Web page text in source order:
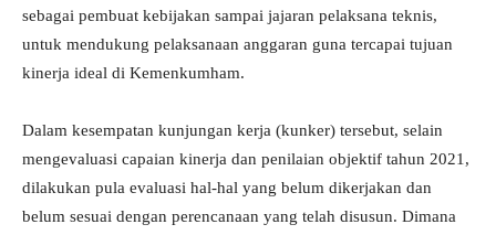
sebagai pembuat kebijakan sampai jajaran pelaksana teknis,
untuk mendukung pelaksanaan anggaran guna tercapai tujuan
kinerja ideal di Kemenkumham.
Dalam kesempatan kunjungan kerja (kunker) tersebut, selain
mengevaluasi capaian kinerja dan penilaian objektif tahun 2021,
dilakukan pula evaluasi hal-hal yang belum dikerjakan dan
belum sesuai dengan perencanaan yang telah disusun. Dimana